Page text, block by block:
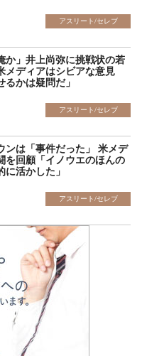
アスリート/セレブ
か」井上尚弥に挑戦状の若
メディアはシビアな意見
るかは疑問だ」
アスリート/セレブ
ンは「事件だった」 米メデ
を回顧「イノウエのほんの
活かした」
アスリート/セレブ